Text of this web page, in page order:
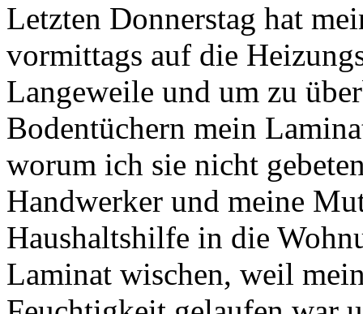
Letzten Donnerstag hat
vormittags auf die
Langeweile und um zu
Bodentüchern mein
worum ich sie nicht
Handwerker und meine
Haushaltshilfe in die
Laminat wischen, weil